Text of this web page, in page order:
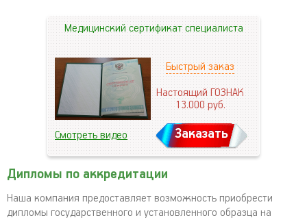
Медицинский сертификат специалиста
Быстрый заказ
Настоящий ГОЗНАК
13.000руб.
Смотреть видео Заказать
Дипломы по аккредитации
Наша компания предоставляет возможность приобрести
дипломы государственного и установленного образца на